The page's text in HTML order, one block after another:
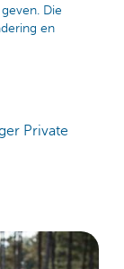
Die
en
Private